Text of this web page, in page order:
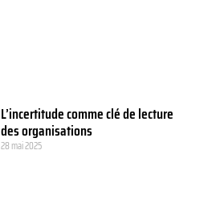
L’incertitude comme clé de lecture
des organisations
28 mai 2025